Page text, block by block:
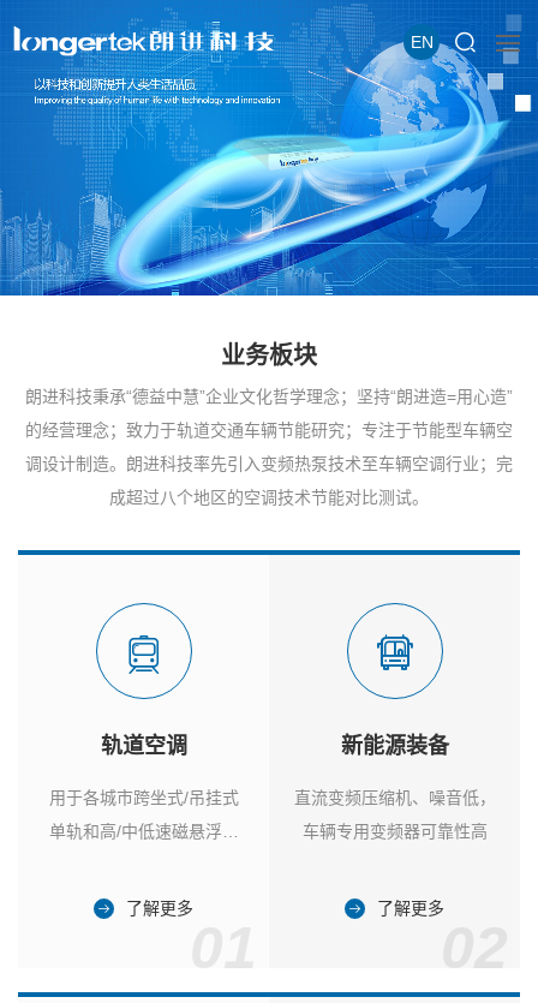
EN
业务板块
朗进科技秉承“德益中慧”企业文化哲学理念；坚持“朗进造=用心造”
的经营理念；致力于轨道交通车辆节能研究；专注于节能型车辆空
调设计制造。朗进科技率先引入变频热泵技术至车辆空调行业；完
成超过八个地区的空调技术节能对比测试。
轨道空调
用于各城市跨坐式/吊挂式
单轨和高/中低速磁悬浮列
了解更多
新能源装备
直流变频压缩机、噪音低，
车辆专用变频器可靠性高
了解更多